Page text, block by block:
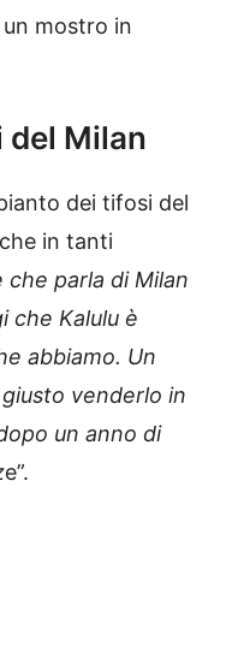
mostro in
del Milan
dei tifosi del
in tanti
che parla di Milan
che Kalulu è
abbiamo. Un
venderlo in
un anno di
e”.